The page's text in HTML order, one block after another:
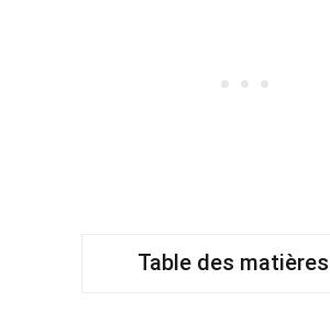
Table des matières